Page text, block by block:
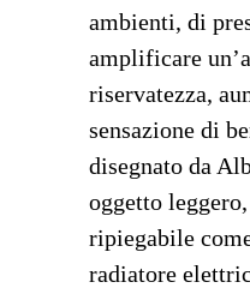
ambienti, di
amplificare un’
riservatezza,
sensazione di
disegnato da
oggetto
ripiegabile
radiatore